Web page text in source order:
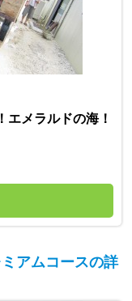
エメラルドの海！
アムコースの詳